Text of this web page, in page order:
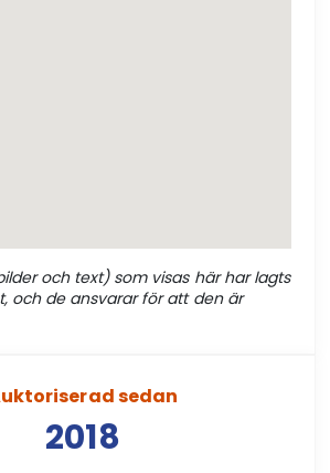
och text) som visas här har lagts
och de ansvarar för att den är
sedan
2018